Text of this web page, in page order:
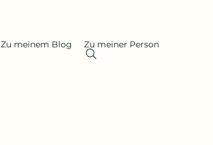
Zu meinem Blog Zu meiner Person